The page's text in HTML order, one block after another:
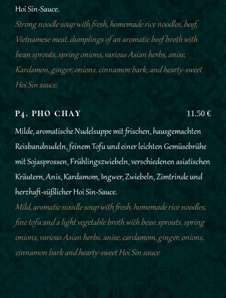
Hoi Sin-Sauce.
Strong noodle soup with fresh, homemade rice noodles, beef,
Vietnamese meat, dumplings of an aromatic beef broth with
bean sprouts, spring onions, various Asian herbs, anise,
Kardamon, ginger, onions, cinnamon bark, and hearty-sweet
Hoi Sin sauce.
P4. PHO CHAY 11.50 €
Milde, aromatische Nudelsuppe mit frischen, hausgemachten
Reisbandnudeln, feinem Tofu und einer leichten Gemüsebrühe
mit Sojasprossen, Frühlingszwiebeln, verschiedenen asiatischen
Kräutern, Anis, Kardamom, Ingwer, Zwiebeln, Zimtrinde und
herzhaft-süßlicher Hoi Sin-Sauce.
Mild, aromatic noodle soup with fresh, homemade rice noodles,
fine tofu and a light vegetable broth with bean sprouts, spring
onions, various Asian herbs, anise, cardamom, ginger, onions,
cinnamon bark and hearty-sweet Hoi Sin sauce